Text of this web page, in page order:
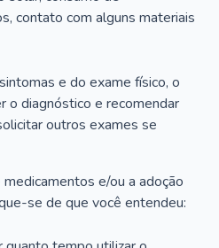
contato com alguns materiais
e do exame físico, o
o diagnóstico e recomendar
outros exames se
e/ou a adoção
se de que você entendeu: